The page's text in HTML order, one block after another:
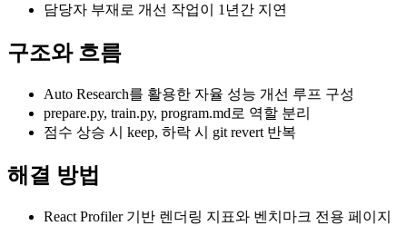
담당자 부재로 개선 작업이 1년간 지연
구조와 흐름
Auto Research를 활용한 자율 성능 개선 루프 구성
prepare.py, train.py, program.md로 역할 분리
점수 상승 시 keep, 하락 시 git revert 반복
해결 방법
React Profiler 기반 렌더링 지표와 벤치마크 전용 페이지